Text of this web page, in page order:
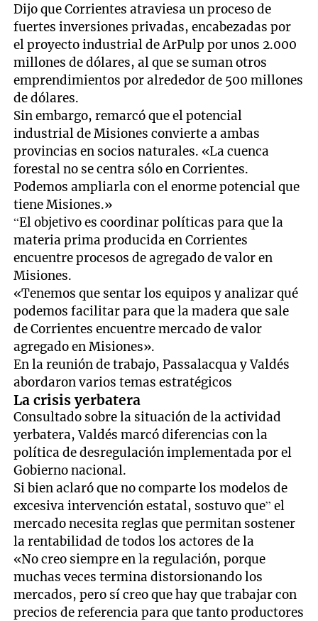
Dijo que Corrientes atraviesa un proceso de
fuertes inversiones privadas, encabezadas por
el proyecto industrial de ArPulp por unos 2.000
millones de dólares, al que se suman otros
emprendimientos por alrededor de 500 millones
de dólares.
Sin embargo, remarcó que el potencial
industrial de Misiones convierte a ambas
provincias en socios naturales. «La cuenca
forestal no se centra sólo en Corrientes.
Podemos ampliarla con el enorme potencial que
tiene Misiones.»
“El objetivo es coordinar políticas para que la
materia prima producida en Corrientes
encuentre procesos de agregado de valor en
Misiones.
«Tenemos que sentar los equipos y analizar qué
podemos facilitar para que la madera que sale
de Corrientes encuentre mercado de valor
agregado en Misiones».
En la reunión de trabajo, Passalacqua y Valdés
abordaron varios temas estratégicos
La crisis yerbatera
Consultado sobre la situación de la actividad
yerbatera, Valdés marcó diferencias con la
política de desregulación implementada por el
Gobierno nacional.
Si bien aclaró que no comparte los modelos de
excesiva intervención estatal, sostuvo que” el
mercado necesita reglas que permitan sostener
la rentabilidad de todos los actores de la
«No creo siempre en la regulación, porque
muchas veces termina distorsionando los
mercados, pero sí creo que hay que trabajar con
precios de referencia para que tanto productores